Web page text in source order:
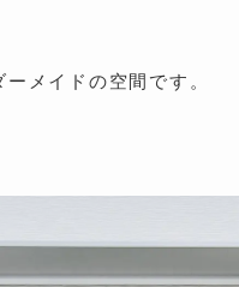
メイドの空間です。